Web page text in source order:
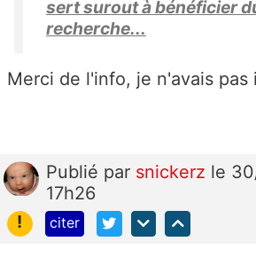
sert surout à bénéficier
recherche...
Merci de l'info, je n'avais pas
Publié par snickerz le
17h26
!
citer